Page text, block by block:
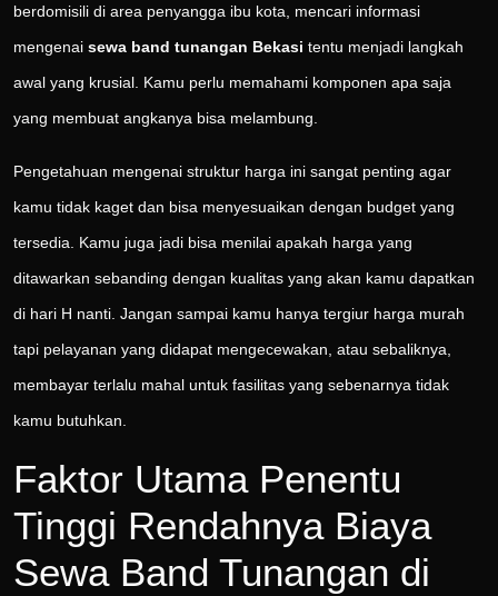
berdomisili di area penyangga ibu kota, mencari informasi
mengenai sewa band tunangan Bekasi tentu menjadi langkah
awal yang krusial. Kamu perlu memahami komponen apa saja
yang membuat angkanya bisa melambung.
Pengetahuan mengenai struktur harga ini sangat penting agar
kamu tidak kaget dan bisa menyesuaikan dengan budget yang
tersedia. Kamu juga jadi bisa menilai apakah harga yang
ditawarkan sebanding dengan kualitas yang akan kamu dapatkan
di hari H nanti. Jangan sampai kamu hanya tergiur harga murah
tapi pelayanan yang didapat mengecewakan, atau sebaliknya,
membayar terlalu mahal untuk fasilitas yang sebenarnya tidak
kamu butuhkan.
Faktor Utama Penentu
Tinggi Rendahnya Biaya
Sewa Band Tunangan di